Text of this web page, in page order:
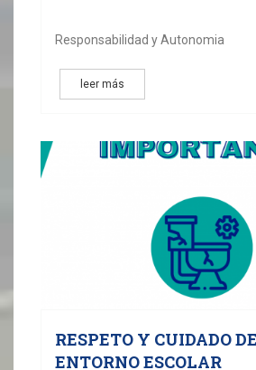
Responsabilidad y Autonomia
leer más
RESPETO Y CUIDADO
ENTORNO ESCOLAR